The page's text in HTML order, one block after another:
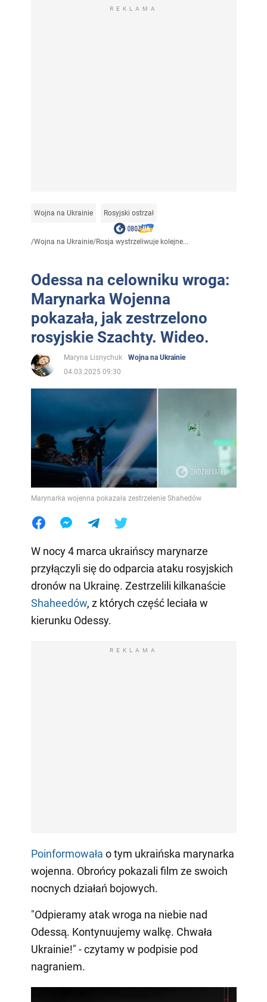
REKLAMA
Wojna na Ukrainie Rosyjski ostrzał
/Wojna na Ukrainie/Rosja wystrzeliwuje kolejne...
Odessa na celowniku wroga:
Marynarka Wojenna
pokazała, jak zestrzelono
rosyjskie Szachty. Wideo.
Maryna Lisnychuk
Wojna na Ukrainie
04.03.2025 09:30
Marynarka wojenna pokazała zestrzelenie Shahedów
W nocy 4 marca ukraińscy marynarze
przyłączyli się do odparcia ataku rosyjskich
dronów na Ukrainę. Zestrzelili kilkanaście
Shaheedów, z których część leciała w
kierunku Odessy.
REKLAMA
Poinformowała o tym ukraińska marynarka
wojenna. Obrońcy pokazali film ze swoich
nocnych działań bojowych.
"Odpieramy atak wroga na niebie nad
Odessą. Kontynuujemy walkę. Chwała
Ukrainie!" - czytamy w podpisie pod
nagraniem.